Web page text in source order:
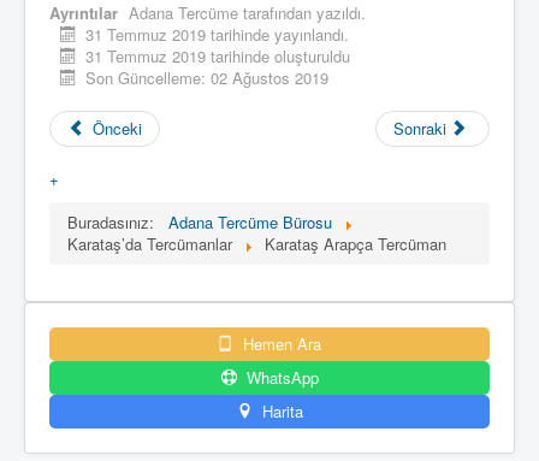
Ayrıntılar Adana Tercüme tarafından yazıldı.
31 Temmuz 2019 tarihinde yayınlandı.
31 Temmuz 2019 tarihinde oluşturuldu
Son Güncelleme: 02 Ağustos 2019
Önceki Sonraki
+
Buradasınız:
Adana Tercüme Bürosu
Karataş’da Tercümanlar
Karataş Arapça Tercüman
Hemen Ara
WhatsApp
Harita